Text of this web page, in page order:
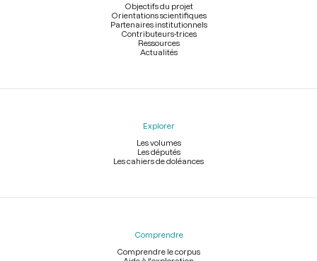
Objectifs du projet
Orientations scientifiques
Partenaires institutionnels
Contributeurs-trices
Ressources
Actualités
Explorer
Les volumes
Les députés
Les cahiers de doléances
Comprendre
Comprendre le corpus